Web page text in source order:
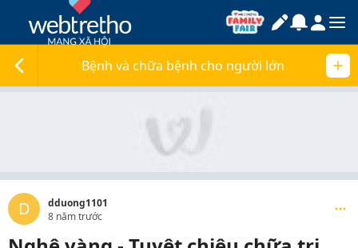
Bệnh và chữa bệnh cho người lớn
D
dduong1101
8 năm trước